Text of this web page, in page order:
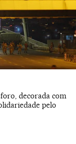
decorada com
pelo